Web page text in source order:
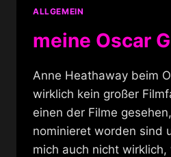
ALLGEMEIN
meine Oscar
Anne Heathaway beim
wirklich kein großer
einen der Filme
nominieret worden sind
mich auch nicht